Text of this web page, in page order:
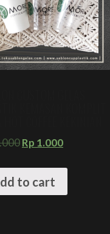
Rp 1.000
to cart